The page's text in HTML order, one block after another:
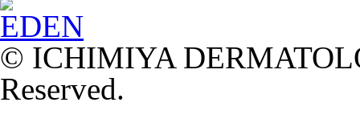
© ICHIMIYA
Reserved.